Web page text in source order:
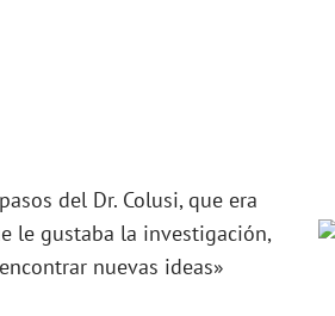
del Dr. Colusi, que era
le gustaba la investigación,
nuevas ideas»